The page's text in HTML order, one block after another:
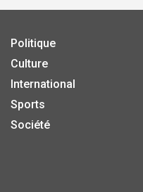
Politique
Culture
International
Sports
Société